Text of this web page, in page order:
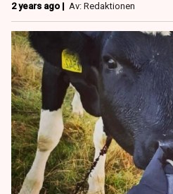
2 years ago | Av: Redaktionen